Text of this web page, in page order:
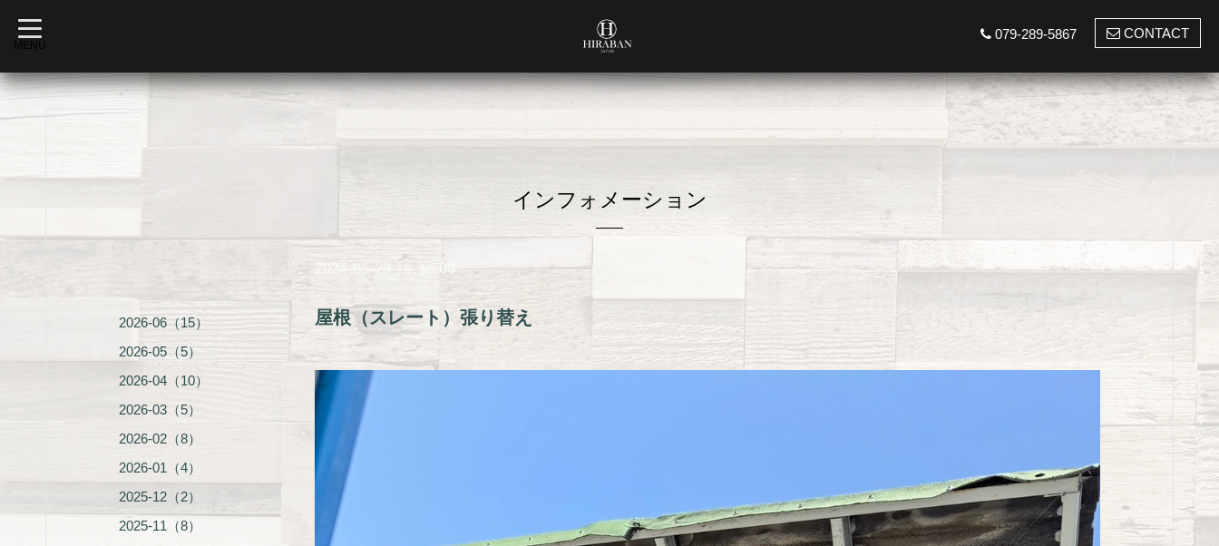
t
o
g
l
e
a
MENU
079-289-5867 CONTACT
インフォメーション
2024-05-23 16:36:00
屋根（スレート）張り替え
2026-06（15）
2026-05（5）
2026-04（10）
2026-03（5）
2026-02（8）
2026-01（4）
2025-12（2）
2025-11（8）